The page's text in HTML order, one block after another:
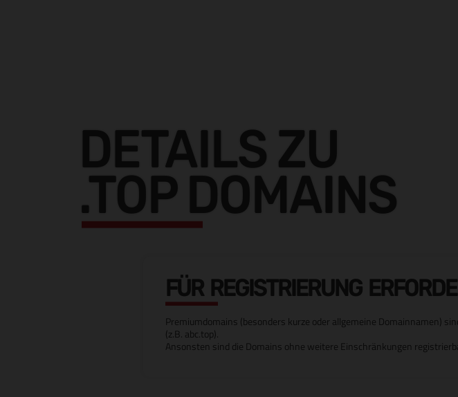
DETAILS ZU
.TOP DOMAINS
FÜR REGISTRIERUNG
Premiumdomains (besonders kurze oder allgemeine Domainnamen)
(z.B. abc.top).
Ansonsten sind die Domains ohne weitere Einschränkungen